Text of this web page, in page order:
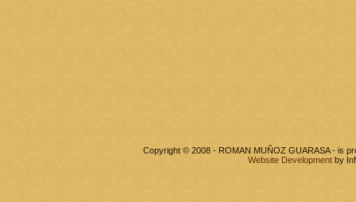
Copyright © 2008 - ROMAN MUÑOZ GUARASA - is
Website Development by